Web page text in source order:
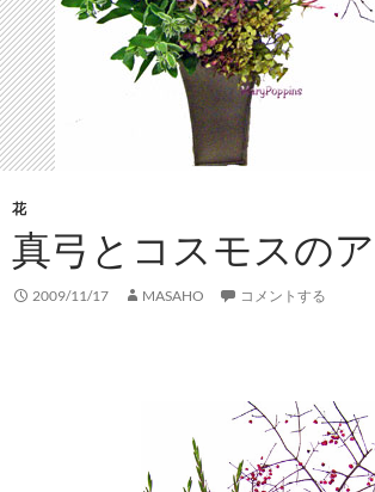
花
真弓とコスモスの
2009/11/17 MASAHO コメントする